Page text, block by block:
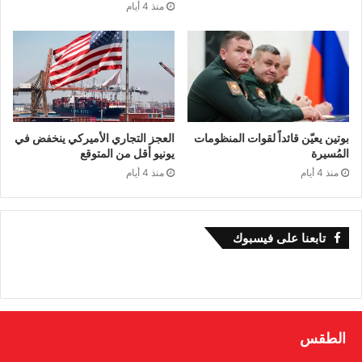
انتزاع “نصر مطلق”، بالانفصال عن الواقع، والعيش
في “نعيم الأوهام”.
لقد وقعت التسريبات الخاصة ببنود الاتفاق، وقع
الصاعقة على رؤوس هؤلاء، إيران تنجح في تمرير
البحث في الملف النووي إلى مرحلة لاحقة، مروراً
المضيق والعقوبات والأموال المجمدة.
منذ 4 أيام
بوتين يعيّن قائداً لقوات المنظومات
المُسيرة
منذ 4 أيام
العجز التجاري الأميركي ينخفض في
يونيو أقل من المتوقع
منذ 4 أيام
تابعنا على فيسبوك
الطقس